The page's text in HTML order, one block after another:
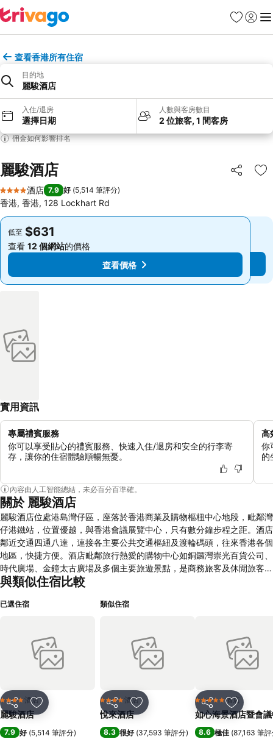
收藏夾
登入 選
查看香港所有住宿
目的地
麗駿酒店
入住/退房
選擇日期
人數與客房數目
2 位旅客, 1 間客房
佣金如何影響排名
麗駿酒店 分享
放
4 星級
酒店 7.9 好 (5,514 筆評分)
香港, 香港, 128 Lockhart Rd
低至 $631
查看 12 個網站的價格
查看價格
低至 $631
查看 12 個網站的價格
查看價格
實用資訊
專屬禮賓服務
你可以享受貼心的禮賓服務、快速入住/退房和安全的行李寄
存，讓你的住宿體驗順暢無憂。
高
你
的
內容由人工智能總結，未必百分百準確。
關於 麗駿酒店
麗駿酒店位處港島灣仔區，座落於香港商業及購物樞杻中心地段，毗鄰灣
仔港鐵站，位置優越，與香港會議展覽中心，只有數分鐘步程之距。酒店
鄰近交通四通八達，連接各主要公共交通樞紐及渡輪碼頭，往來香港各個
地區，快捷方便。酒店毗鄰旅行熱愛的購物中心如銅鑼灣崇光百貨公司、
時代廣場、金鐘太古廣場及多個主要旅遊景點，是商務旅客及休閒旅客的
最佳下榻之選。 麗駿是一間揉合潮流及現代化的精品酒店，擁有69間富
謂一應俱全。酒店範圍更全面覆蓋Wi-Fi，讓旅客免費享用，使旅客時刻
與類似住宿比較
已選住宿
分享 放到收藏夾
4 星級 酒店
麗駿酒店
7.9 好 (5,514 筆評分)
類似住宿
分享 放到收藏夾
4 星級 酒店
悅來酒店
8.3 很好 (37,593 筆評分)
分享 放到收藏
5 星級 酒店
如心海景酒店暨會
8.6 極佳 (87,163 筆